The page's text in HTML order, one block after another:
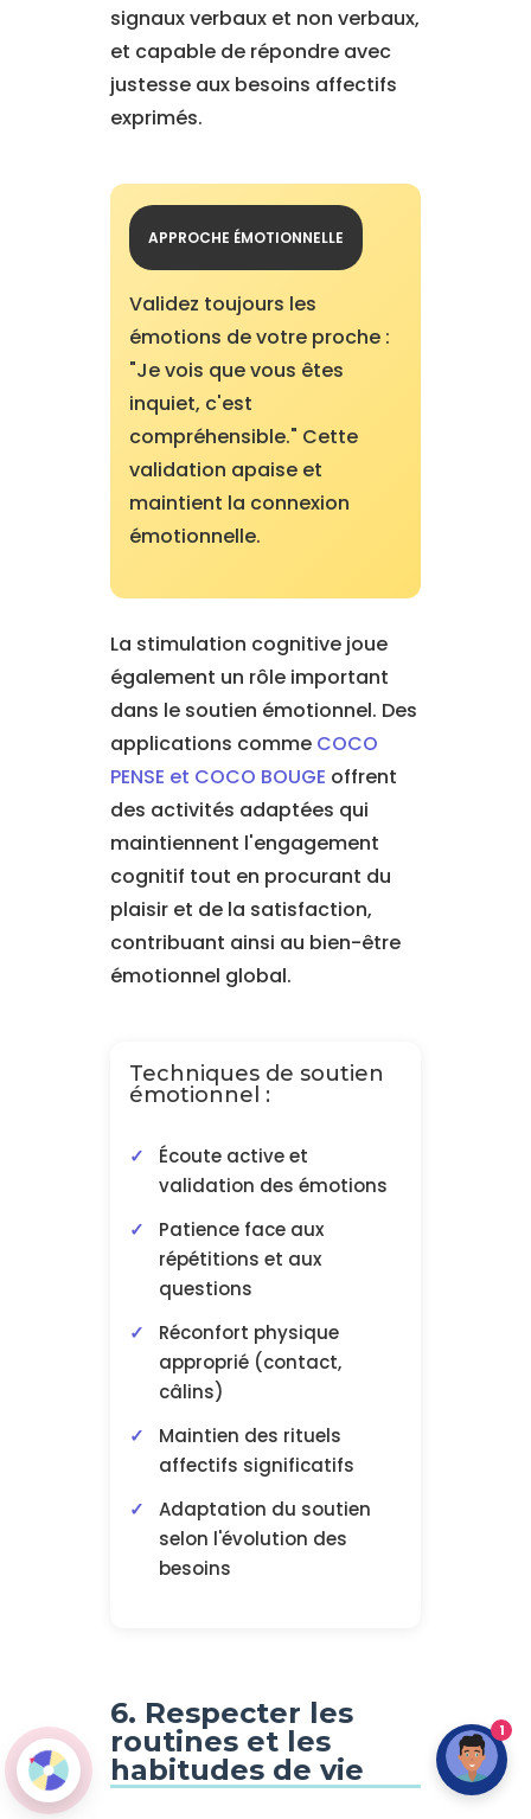
signaux verbaux et non verbaux,
et capable de répondre avec
justesse aux besoins affectifs
exprimés.
APPROCHE ÉMOTIONNELLE
Validez toujours les
émotions de votre proche :
"Je vois que vous êtes
inquiet, c'est
compréhensible." Cette
validation apaise et
maintient la connexion
émotionnelle.
La stimulation cognitive joue
également un rôle important
dans le soutien émotionnel. Des
applications comme COCO
PENSE et COCO BOUGE offrent
des activités adaptées qui
maintiennent l'engagement
cognitif tout en procurant du
plaisir et de la satisfaction,
contribuant ainsi au bien-être
émotionnel global.
Techniques de soutien
émotionnel :
Écoute active et
validation des émotions
Patience face aux
répétitions et aux
questions
Réconfort physique
approprié (contact,
câlins)
Maintien des rituels
affectifs significatifs
Adaptation du soutien
selon l'évolution des
besoins
6. Respecter les
routines et les
habitudes de vie
1